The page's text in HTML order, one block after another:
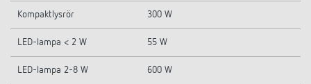
Kompaktlysrör 300 W
LED-lampa < 2 W 55 W
LED-lampa 2-8 W 600 W